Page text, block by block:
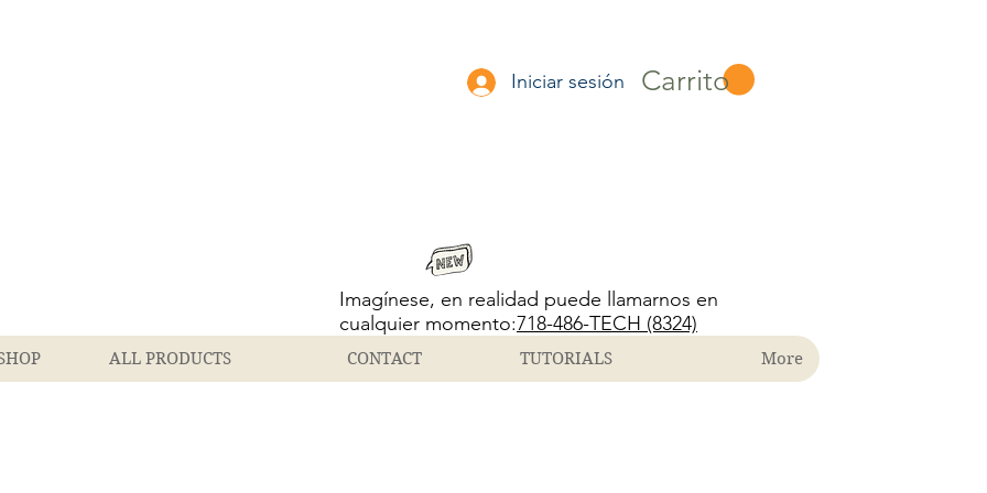
Iniciar sesión Carrito
Imagínese, en realidad puede llamarnos en
cualquier momento:718-486-TECH (8324)
ALL PRODUCTS CONTACT TUTORIALS More